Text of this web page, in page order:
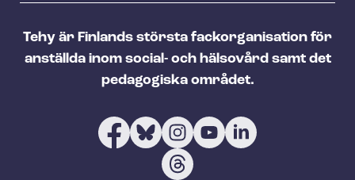
Tehy är Finlands största fackorganisation för
anställda inom social- och hälsovård samt det
pedagogiska området.